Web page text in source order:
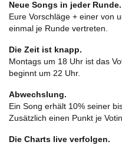
Neue Songs in jeder Runde.
Eure Vorschläge + einer von
einmal je Runde vertreten.
Die Zeit ist knapp.
Montags um 18 Uhr ist das
beginnt um 22 Uhr.
Abwechslung.
Ein Song erhält 10% seiner
Zusätzlich einen Punkt je
Die Charts live verfolgen.